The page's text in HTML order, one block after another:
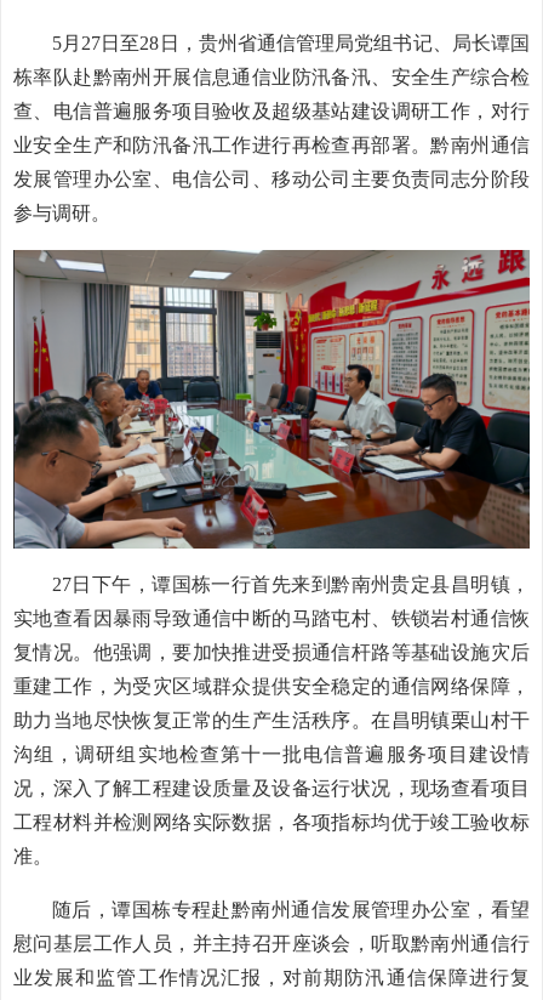
5月27日至28日，贵州省通信管理局党组书记、局长谭国
栋率队赴黔南州开展信息通信业防汛备汛、安全生产综合检
查、电信普遍服务项目验收及超级基站建设调研工作，对行
业安全生产和防汛备汛工作进行再检查再部署。黔南州通信
发展管理办公室、电信公司、移动公司主要负责同志分阶段
参与调研。
27日下午，谭国栋一行首先来到黔南州贵定县昌明镇，
实地查看因暴雨导致通信中断的马踏屯村、铁锁岩村通信恢
复情况。他强调，要加快推进受损通信杆路等基础设施灾后
重建工作，为受灾区域群众提供安全稳定的通信网络保障，
助力当地尽快恢复正常的生产生活秩序。在昌明镇栗山村干
沟组，调研组实地检查第十一批电信普遍服务项目建设情
况，深入了解工程建设质量及设备运行状况，现场查看项目
工程材料并检测网络实际数据，各项指标均优于竣工验收标
准。
随后，谭国栋专程赴黔南州通信发展管理办公室，看望
慰问基层工作人员，并主持召开座谈会，听取黔南州通信行
业发展和监管工作情况汇报，对前期防汛通信保障进行复